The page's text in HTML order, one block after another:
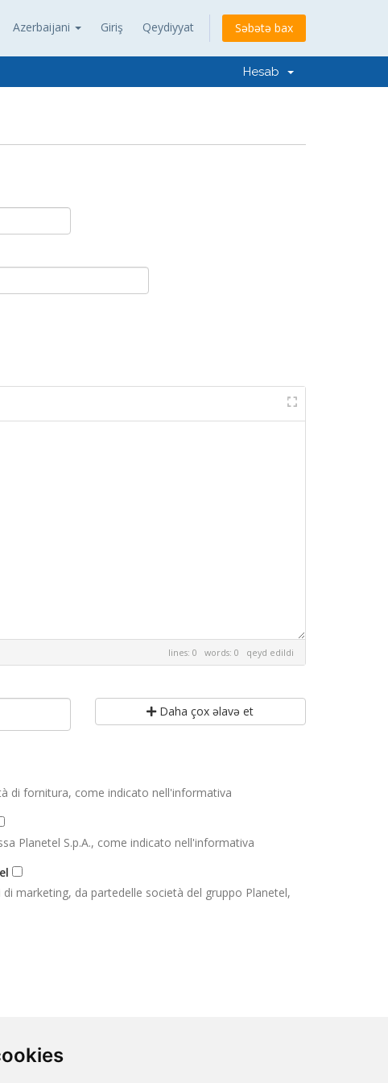
Azerbaijani Giriş Qeydiyyat Səbətə bax
Hesab
lines: 0 words: 0 qeyd edildi
Daha çox əlavə et
di fornitura, come indicato nell'informativa
Planetel S.p.A., come indicato nell'informativa
marketing, da partedelle società del gruppo Planetel,